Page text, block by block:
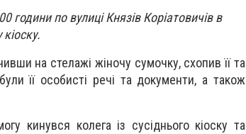
по вулиці Князів Коріатовичів в
на стелажі жіночу сумочку, схопив її та
її особисті речі та документи, а також
кинувся колега із сусіднього кіоску та